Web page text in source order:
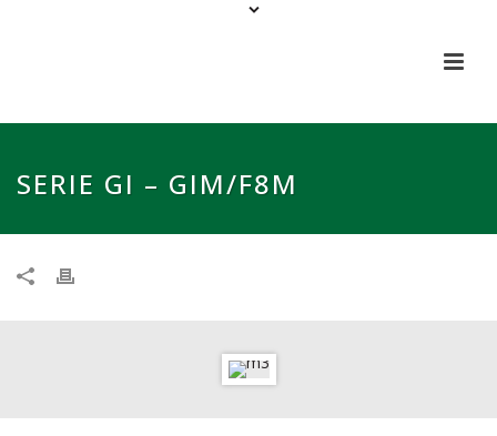
SERIE GI – GIM/F8M